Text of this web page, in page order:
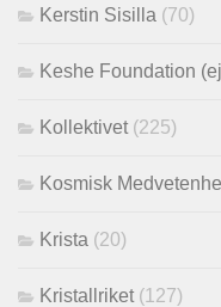
Kerstin Sisilla (70)
Keshe Foundation
Kollektivet (225)
Kosmisk
Krista (20)
Kristallriket (127)